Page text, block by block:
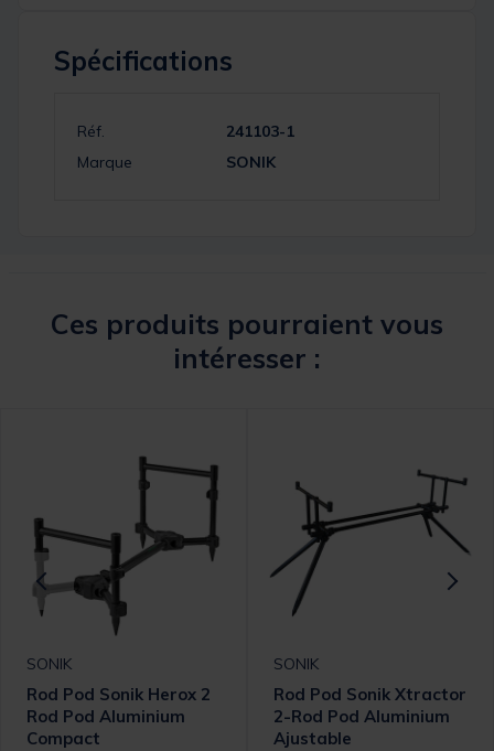
Spécifications
Réf.
241103-1
Marque
SONIK
Ces produits pourraient vous
intéresser :
SONIK
Rod Pod Sonik Herox 2
Rod Pod Aluminium
Compact
SONIK
Rod Pod Sonik Xtractor
2-Rod Pod Aluminium
Ajustable